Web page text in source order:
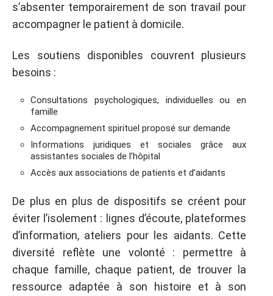
s’absenter temporairement de son travail pour
accompagner le patient à domicile.
Les soutiens disponibles couvrent plusieurs
besoins :
Consultations psychologiques, individuelles ou en
famille
Accompagnement spirituel proposé sur demande
Informations juridiques et sociales grâce aux
assistantes sociales de l’hôpital
Accès aux associations de patients et d’aidants
De plus en plus de dispositifs se créent pour
éviter l’isolement : lignes d’écoute, plateformes
d’information, ateliers pour les aidants. Cette
diversité reflète une volonté : permettre à
chaque famille, chaque patient, de trouver la
ressource adaptée à son histoire et à son